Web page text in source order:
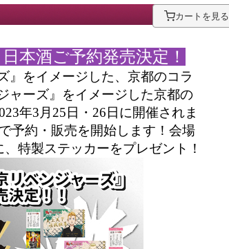
日本酒ご予約発売決定！
』 をイメージした、京都のコラ
ャーズ 』 をイメージした京都の
年3 月 25 日・ 26 日に開催されま
予約・販売を開始します！会場
特製ステッカーをプレゼント！
カートを見る